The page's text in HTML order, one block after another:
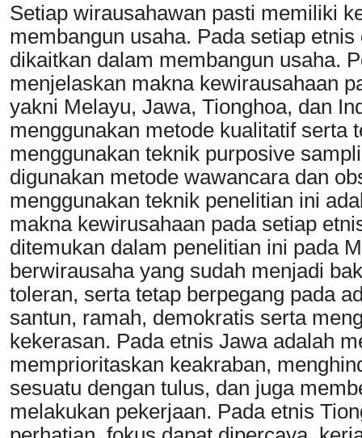
Setiap wirausahawan pasti memiliki
membangun usaha. Pada setiap
dikaitkan dalam membangun usaha.
menjelaskan makna kewirausahaan
yakni Melayu, Jawa, Tionghoa, dan
menggunakan metode kualitatif serta
menggunakan teknik purposive
digunakan metode wawancara dan
menggunakan teknik penelitian ini
makna kewirusahaan pada setiap
ditemukan dalam penelitian ini pada
berwirausaha yang sudah menjadi
toleran, serta tetap berpegang pada
santun, ramah, demokratis serta
kekerasan. Pada etnis Jawa adalah
memprioritaskan keakraban,
sesuatu dengan tulus, dan juga
melakukan pekerjaan. Pada etnis